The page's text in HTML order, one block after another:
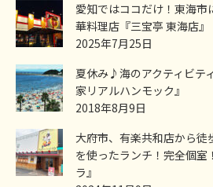
愛知ではココだけ！東海
華料理店『三宝亭 東海店』
2025年7月25日
夏休み♪海のアクティビテ
家リアルハンモック』
2018年8月9日
大府市、有楽共和店から
を使ったランチ！完全個室
ラ』